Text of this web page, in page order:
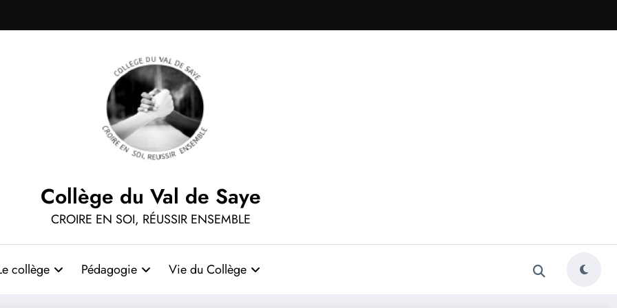
Collège du Val de Saye
CROIRE EN SOI, RÉUSSIR ENSEMBLE
collège Pédagogie Vie du Collège